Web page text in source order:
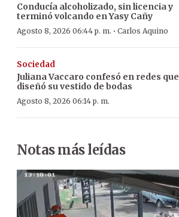
Conducía alcoholizado, sin licencia y
terminó volcando en Yasy Cañy
Agosto 8, 2026 06:44 p. m. · Carlos Aquino
Sociedad
Juliana Vaccaro confesó en redes que
diseñó su vestido de bodas
Agosto 8, 2026 06:14 p. m.
Notas más leídas